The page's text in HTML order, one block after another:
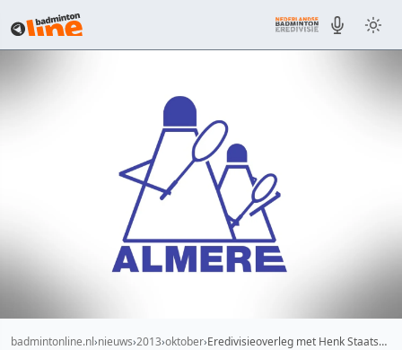
badmintonline.nl nieuws 2013 oktober Eredivisieoverleg met Henk Staats…